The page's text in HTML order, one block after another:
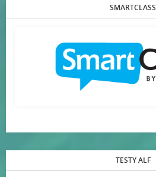
SMARTCLASS
TESTY ALF